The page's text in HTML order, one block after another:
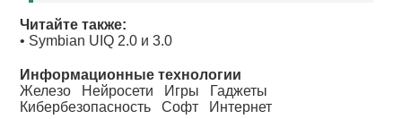
Читайте также:
• Symbian UIQ 2.0 и 3.0
Информационные технологии
Железо
Нейросети Игры
Гаджеты
Кибербезопасность
Софт Интернет